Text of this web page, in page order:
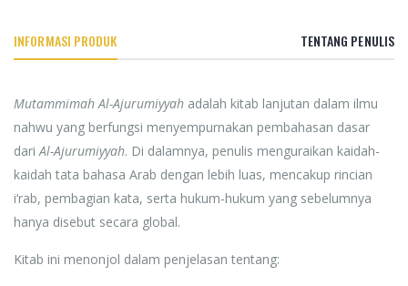
INFORMASI PRODUK TENTANG PENULIS
Mutammimah Al-Ajurumiyyah adalah kitab lanjutan dalam ilmu
nahwu yang berfungsi menyempurnakan pembahasan dasar
dariAl-Ajurumiyyah. Di dalamnya, penulis menguraikan kaidah-
kaidah tata bahasa Arab dengan lebih luas, mencakup rincian
i‘rab, pembagian kata, serta hukum-hukum yang sebelumnya
hanya disebut secara global.
Kitab ini menonjol dalam penjelasan tentang: